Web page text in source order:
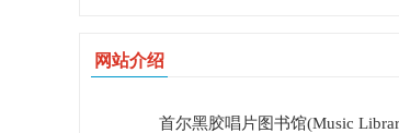
网站介绍
首尔黑胶唱片图书馆(Music